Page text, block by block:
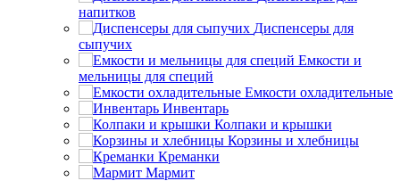
напитков
Диспенсеры для
сыпучих
Емкости и
мельницы для специй
Емкости охладительные
Инвентарь
Колпаки и крышки
Корзины и хлебницы
Креманки
Мармит